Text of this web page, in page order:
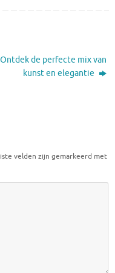
Ontdek de perfecte mix van
kunst en elegantie
velden zijn gemarkeerd met